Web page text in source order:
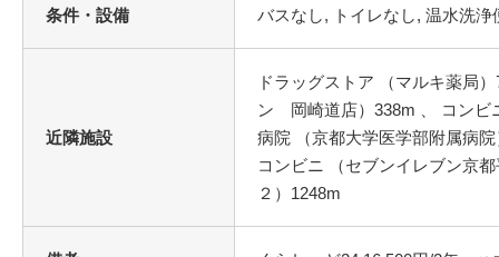
条件・設備
近隣施設
ドラッグストア （マルキ薬局
ン 岡崎道店）338m 、 コンビ
病院 （京都大学医学部附属病
コンビニ （セブンイレブン京
２）1248m